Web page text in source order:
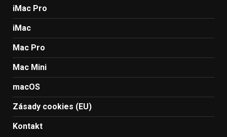
iMac Pro
iMac
Mac Pro
Mac Mini
macOS
Zásady cookies (EU)
Kontakt